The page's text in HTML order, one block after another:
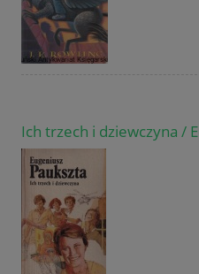
Ich trzech i dziewczyna /